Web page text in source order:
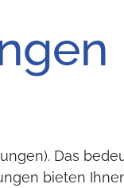
Das
bieten